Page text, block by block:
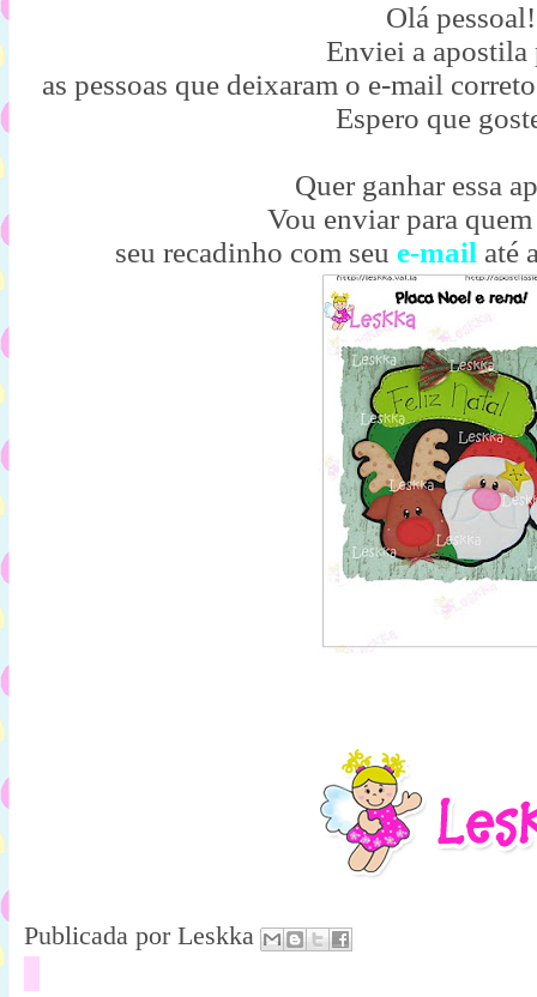
Olá pessoal!
Enviei a apostila
as pessoas que deixaram o e-mail
Espero que
Quer ganhar essa
Vou enviar para
seu recadinho com seu e-mail até
Publicada por Leskka